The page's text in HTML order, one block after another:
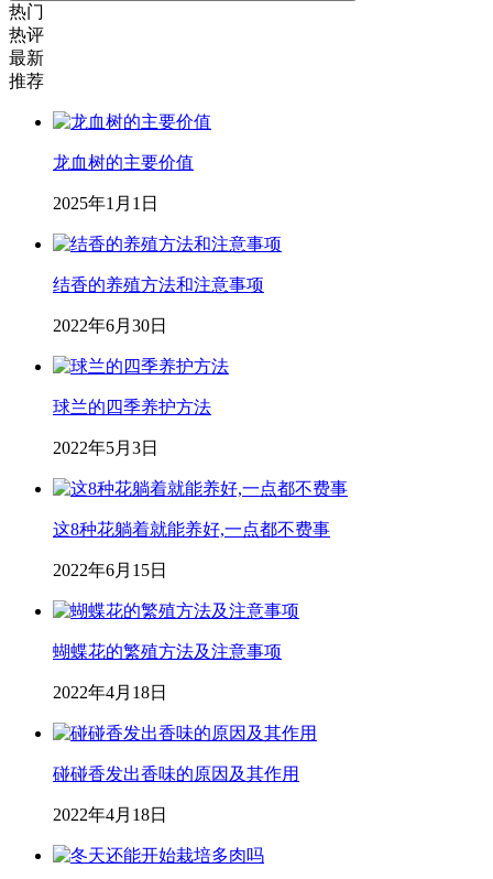
热门
热评
最新
推荐
龙血树的主要价值
2025年1月1日
结香的养殖方法和注意事项
2022年6月30日
球兰的四季养护方法
2022年5月3日
这8种花躺着就能养好,一点都不费事
2022年6月15日
蝴蝶花的繁殖方法及注意事项
2022年4月18日
碰碰香发出香味的原因及其作用
2022年4月18日